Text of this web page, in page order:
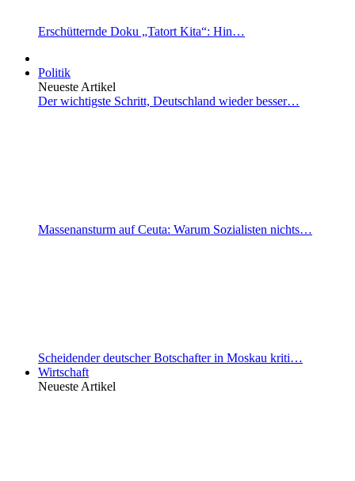
Erschütternde Doku „Tatort Kita“: Hin…
Politik
Neueste Artikel
Der wichtigste Schritt, Deutschland wieder besser…
Massenansturm auf Ceuta: Warum Sozialisten nichts…
Scheidender deutscher Botschafter in Moskau kriti…
Wirtschaft
Neueste Artikel